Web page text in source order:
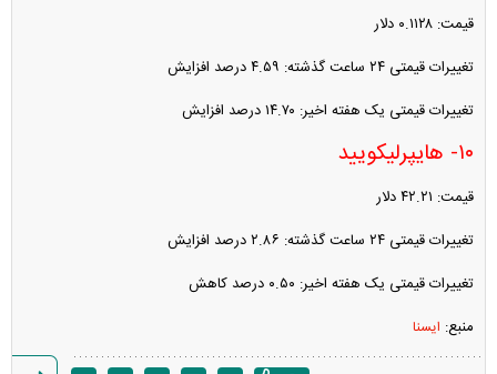
قیمت: ۰.۱۱۲۸ دلار
تغییرات قیمتی ۲۴ ساعت گذشته: ۴.۵۹ درصد افزایش
تغییرات قیمتی یک هفته اخیر: ۱۴.۷۰ درصد افزایش
۱۰- هایپرلیکویید
قیمت: ۴۲.۲۱ دلار
تغییرات قیمتی ۲۴ ساعت گذشته: ۲.۸۶ درصد افزایش
تغییرات قیمتی یک هفته اخیر: ۰.۵۰ درصد کاهش
منبع: ایسنا